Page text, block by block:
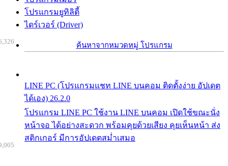
โปรแกรมยูทิลิตี้
ไดร์เวอร์ (Driver)
ค้นหาจากหมวดหมู่ โปรแกรม
LINE PC (โปรแกรมแชท LINE บนคอม ติดตั้งง่าย อัปเดต
ได้เอง) 26.2.0
โปรแกรม LINE PC ใช้งาน LINE บนคอม เปิดใช้ขณะนั่ง
หน้าจอ ได้อย่างสะดวก พร้อมคุยด้วยเสียง คุยเห็นหน้า ส่ง
สติกเกอร์ มีการอัปเดตสม่ำเสมอ